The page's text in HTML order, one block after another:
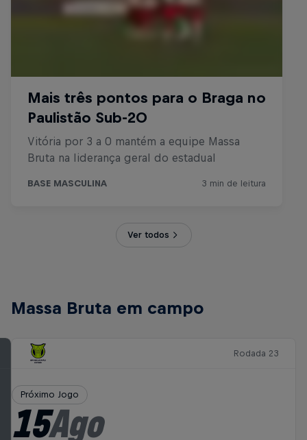
Ver todos
Massa Bruta em campo
Rodada 23
Próximo Jogo
15Ago